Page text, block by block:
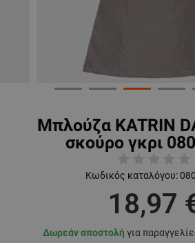
Μπλούζα KATRIN
σκούρο γκρι
Κωδικός καταλόγου:
18,97
Δωρεάν αποστολή για